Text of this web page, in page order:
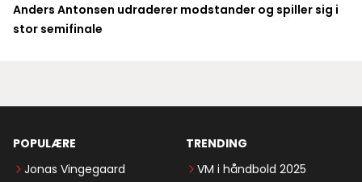
Anders Antonsen udraderer modstander og spiller sig i
stor semifinale
POPULÆRE
Jonas Vingegaard
TRENDING
VM i håndbold 2025